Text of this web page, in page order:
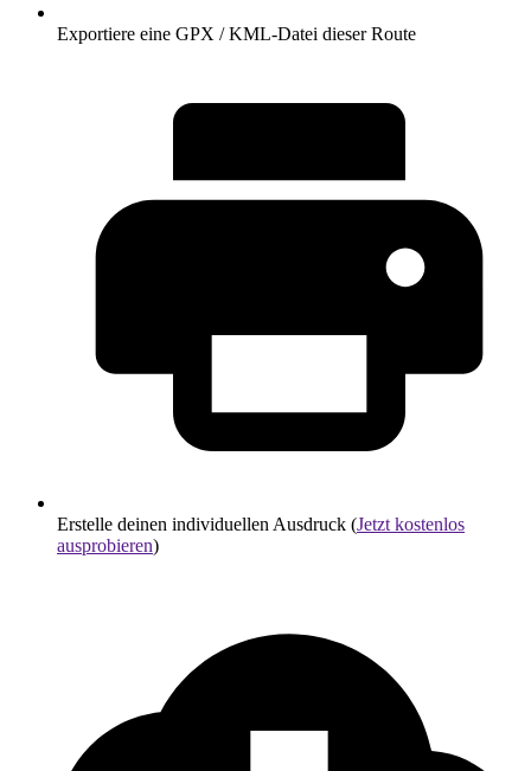
Exportiere eine GPX / KML-Datei dieser Route
Erstelle deinen individuellen Ausdruck (Jetzt kostenlos
ausprobieren)